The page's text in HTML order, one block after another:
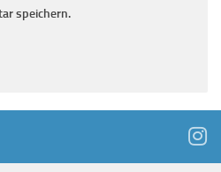
speichern.